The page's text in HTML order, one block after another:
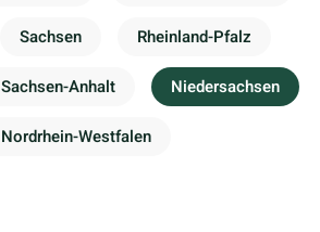
Sachsen Rheinland-Pfalz
Sachsen-Anhalt Niedersachsen
Nordrhein-Westfalen